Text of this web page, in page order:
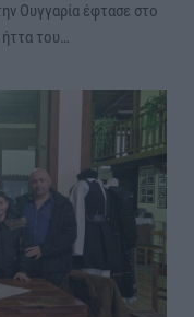
Ουγγαρία έφτασε στο
ήττα του…